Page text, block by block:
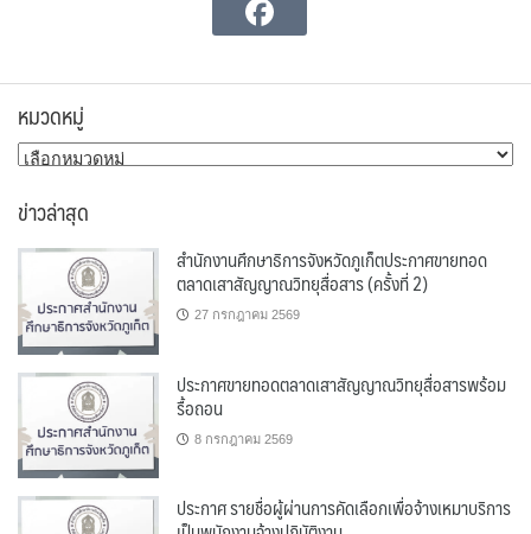
หมวดหมู่
หมวด
ข่าวล่าสุด
สำนักงานศึกษาธิการจังหวัดภูเก็ตประกาศขายทอด
ตลาดเสาสัญญาณวิทยุสื่อสาร (ครั้งที่ 2)
27 กรกฎาคม 2569
ประกาศขายทอดตลาดเสาสัญญาณวิทยุสื่อสารพร้อม
รื้อถอน
8 กรกฎาคม 2569
ประกาศ รายชื่อผู้ผ่านการคัดเลือกเพื่อจ้างเหมาบริการ